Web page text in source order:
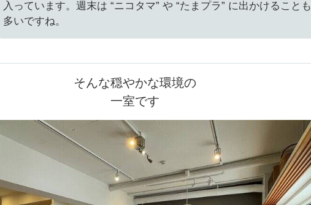
入っています。週末は “ニコタマ” や “たまプラ” に出かけることも
多いですね。
そんな穏やかな環境の
一室です